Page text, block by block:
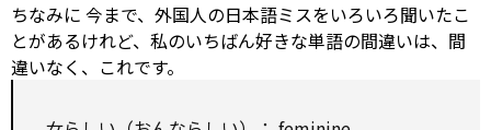
ちなみに 今まで、外国人の日本語ミスをいろいろ聞いたこ
とがあるけれど、私のいちばん好きな単語の間違いは、間
違いなく、これです。